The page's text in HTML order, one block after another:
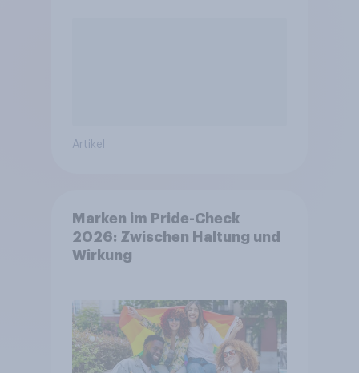
Artikel
Marken im Pride-Check
2026: Zwischen Haltung und
Wirkung